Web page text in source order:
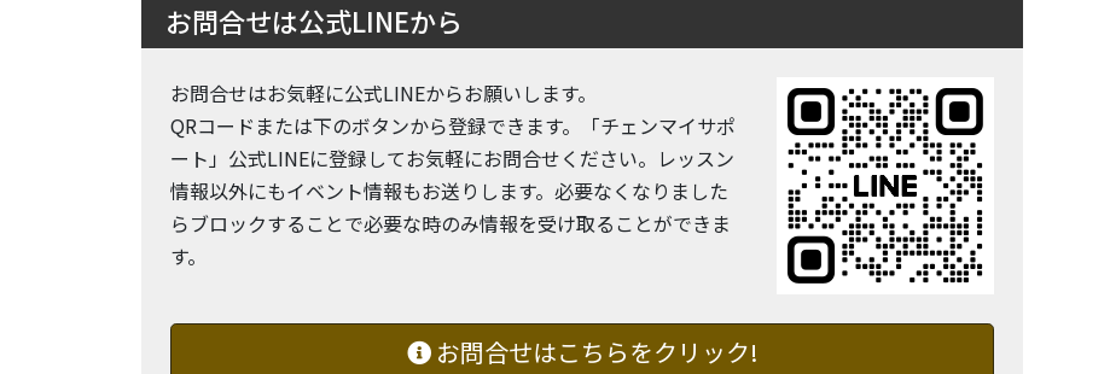
お問合せは公式LINEから
お問合せはお気軽に公式LINEからお願いします。
QRコードまたは下のボタンから登録できます。「チェンマイサポ
ート」公式LINEに登録してお気軽にお問合せください。レッスン
情報以外にもイベント情報もお送りします。必要なくなりました
らブロックすることで必要な時のみ情報を受け取ることができま
す。
お問合せはこちらをクリック!